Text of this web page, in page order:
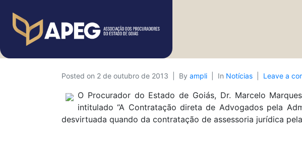
Posted on 2 de outubro de 2013 By ampli In Notícias Leave a
O Procurador do Estado de Goiás, Dr. Marcelo
intitulado “A Contratação direta de Advogados pela
desvirtuada quando da contratação de assessoria jurídica